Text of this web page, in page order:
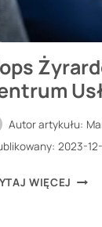
Autor artykułu:
2023-
WIĘCEJ MOPS